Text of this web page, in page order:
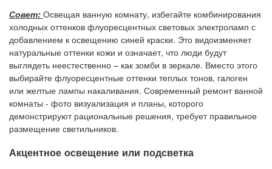
Совет: Освещая ванную комнату, избегайте комбинирования
холодных оттенков флуоресцентных световых электроламп с
добавлением к освещению синей краски. Это видоизменяет
натуральные оттенки кожи и означает, что люди будут
выглядеть неестественно – как зомби в зеркале. Вместо этого
выбирайте флуоресцентные оттенки теплых тонов, галоген
или желтые лампы накаливания. Современный ремонт ванной
комнаты - фото визуализация и планы, которого
демонстрируют рациональные решения, требует правильное
размещение светильников.
Акцентное освещение или подсветка